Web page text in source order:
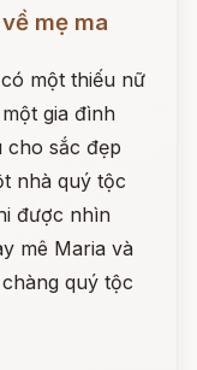
mẹ ma
một thiếu nữ
gia đình
sắc đẹp
nhà quý tộc
được nhìn
mê Maria và
quý tộc